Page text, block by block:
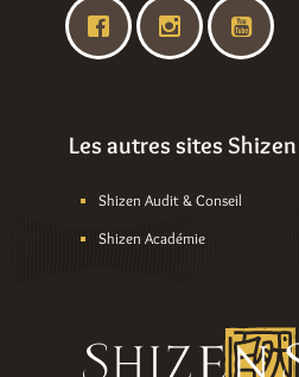
Les autres sites Shizen
Shizen Audit & Conseil
Shizen Académie